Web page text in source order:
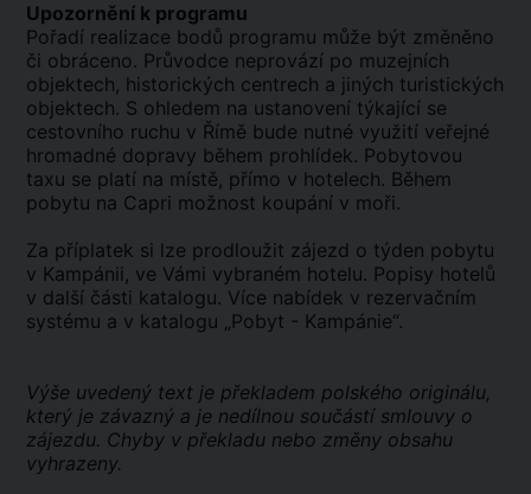
Upozornění k programu
Pořadí realizace bodů programu může být změněno
či obráceno. Průvodce neprovází po muzejních
objektech, historických centrech a jiných turistických
objektech. S ohledem na ustanovení týkající se
cestovního ruchu v Římě bude nutné využití veřejné
hromadné dopravy během prohlídek. Pobytovou
taxu se platí na místě, přímo v hotelech. Během
pobytu na Capri možnost koupání v moři.
Za příplatek si lze prodloužit zájezd o týden pobytu
v Kampánii, ve Vámi vybraném hotelu. Popisy hotelů
v další části katalogu. Více nabídek v rezervačním
systému a v katalogu „Pobyt - Kampánie“.
Výše uvedený text je překladem polského originálu,
který je závazný a je nedílnou součástí smlouvy o
zájezdu. Chyby v překladu nebo změny obsahu
vyhrazeny.